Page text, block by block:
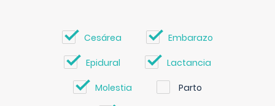
Cesárea Embarazo
Epidural Lactancia
Molestia Parto